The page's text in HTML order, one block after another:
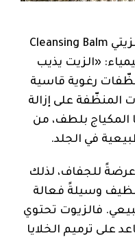
التنظيف بالزيوت أو البلسم الزيتي Cleansing Balm
«الزيت يذيب
رغوية قاسية
المنظّفة على إزالة
المكياج بلطف، من
في الجلد.
عرضةً للجفاف، لذلك
وسيلةً فعالة
فالزيوت تحتوي
على ترميم الخلايا